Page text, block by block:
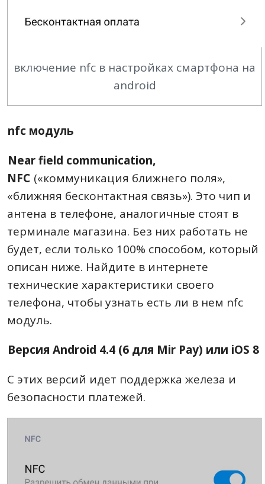
включение nfc в настройках смартфона на
android
nfc модуль
Near field communication,
NFC («коммуникация ближнего поля»,
«ближняя бесконтактная связь»). Это чип и
антена в телефоне, аналогичные стоят в
терминале магазина. Без них работать не
будет, если только 100% способом, который
описан ниже. Найдите в интернете
технические характеристики своего
телефона, чтобы узнать есть ли в нем nfc
модуль.
Версия Android 4.4 (6 для Mir Pay) или iOS 8
С этих версий идет поддержка железа и
безопасности платежей.